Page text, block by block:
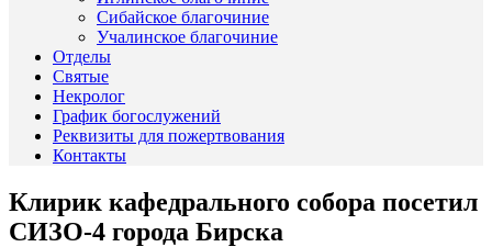
Сибайское благочиние
Учалинское благочиние
Отделы
Святые
Некролог
График богослужений
Реквизиты для пожертвования
Контакты
Клирик кафедрального собора посетил
СИЗО-4 города Бирска